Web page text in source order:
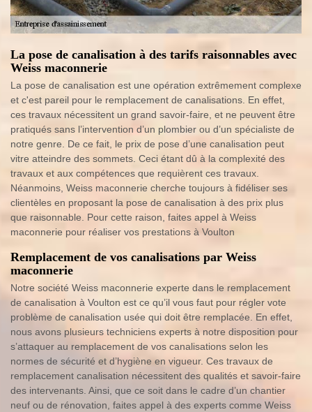
La pose de canalisation à des tarifs raisonnables avec
Weiss maconnerie
La pose de canalisation est une opération extrêmement complexe
et c'est pareil pour le remplacement de canalisations. En effet,
ces travaux nécessitent un grand savoir-faire, et ne peuvent être
pratiqués sans l’intervention d’un plombier ou d’un spécialiste de
notre genre. De ce fait, le prix de pose d’une canalisation peut
vitre atteindre des sommets. Ceci étant dû à la complexité des
travaux et aux compétences que requièrent ces travaux.
Néanmoins, Weiss maconnerie cherche toujours à fidéliser ses
clientèles en proposant la pose de canalisation à des prix plus
que raisonnable. Pour cette raison, faites appel à Weiss
maconnerie pour réaliser vos prestations à Voulton
Remplacement de vos canalisations par Weiss
maconnerie
Notre société Weiss maconnerie experte dans le remplacement
de canalisation à Voulton est ce qu’il vous faut pour régler vote
problème de canalisation usée qui doit être remplacée. En effet,
nous avons plusieurs techniciens experts à notre disposition pour
s’attaquer au remplacement de vos canalisations selon les
normes de sécurité et d’hygiène en vigueur. Ces travaux de
remplacement canalisation nécessitent des qualités et savoir-faire
des intervenants. Ainsi, que ce soit dans le cadre d’un chantier
neuf ou de rénovation, faites appel à des experts comme Weiss